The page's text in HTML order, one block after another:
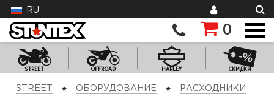
RU
0
STREET OFFROAD HARLEY СКИДКИ
STREET ОБОРУДОВАНИЕ РАСХОДНИКИ